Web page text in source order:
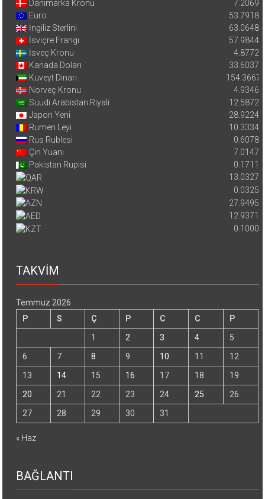
Danimarka Kronu
7.2069
Euro
53.7918
İngiliz Sterlini
63.0648
İsviçre Frangı
57.9844
İsveç Kronu
4.8772
Kanada Doları
33.6037
Kuveyt Dinarı
154.3667
Norveç Kronu
4.9346
Suudi Arabistan Riyali
12.5872
Japon Yeni
28.9224
Rumen Leyi
10.3334
Rus Rublesi
0.6078
Çin Yuanı
7.0147
Pakistan Rupisi
0.1711
13.0327
0.0325
27.9495
12.9371
0.1000
TAKVİM
Temmuz 2026
P
S Ç P C C
P
1
2 3 4
5
6
7 8 9 10 11
12
13
14 15 16 17 18
19
20
21 22 23 24 25
26
27
28 29 30 31
« Haz
BAĞLANTI